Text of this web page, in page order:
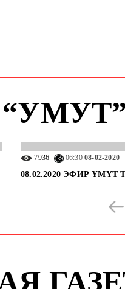
7936 06:3008-02-2020
08.02.2020 ЭФИР ҮМҮТ